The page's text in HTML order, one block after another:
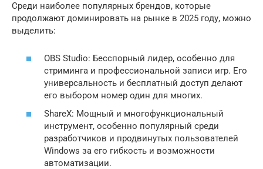
Среди наиболее популярных брендов, которые
продолжают доминировать на рынке в 2025 году, можно
выделить:
OBS Studio: Бесспорный лидер, особенно для
стриминга и профессиональной записи игр. Его
универсальность и бесплатный доступ делают
его выбором номер один для многих.
ShareX: Мощный и многофункциональный
инструмент, особенно популярный среди
разработчиков и продвинутых пользователей
Windows за его гибкость и возможности
автоматизации.